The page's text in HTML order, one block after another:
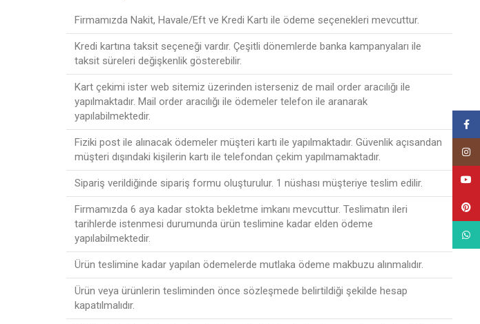
Firmamızda Nakit, Havale/Eft ve Kredi Kartı ile ödeme seçenekleri mevcuttur.
Kredi kartına taksit seçeneği vardır. Çeşitli dönemlerde banka kampanyaları ile
taksit süreleri değişkenlik gösterebilir.
Kart çekimi ister web sitemiz üzerinden isterseniz de mail order aracılığı ile
yapılmaktadır. Mail order aracılığı ile ödemeler telefon ile aranarak
yapılabilmektedir.
Fiziki post ile alınacak ödemeler müşteri kartı ile yapılmaktadır. Güvenlik açısandan
müşteri dışındaki kişilerin kartı ile telefondan çekim yapılmamaktadır.
Sipariş verildiğinde sipariş formu oluşturulur. 1 nüshası müşteriye teslim edilir.
Firmamızda 6 aya kadar stokta bekletme imkanı mevcuttur. Teslimatın ileri
tarihlerde istenmesi durumunda ürün teslimine kadar elden ödeme
yapılabilmektedir.
Ürün teslimine kadar yapılan ödemelerde mutlaka ödeme makbuzu alınmalıdır.
Ürün veya ürünlerin tesliminden önce sözleşmede belirtildiği şekilde hesap
kapatılmalıdır.